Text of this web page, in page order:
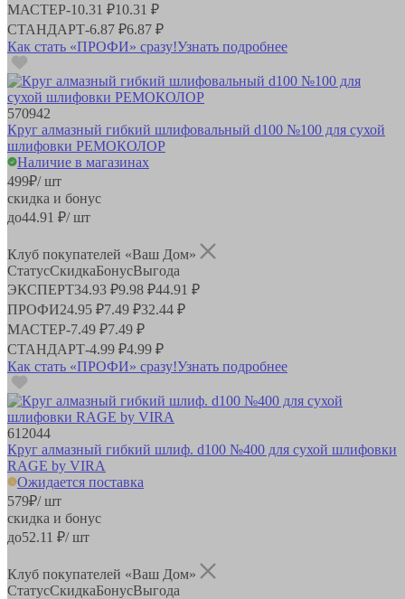
МАСТЕР-10.31 ₽10.31 ₽
СТАНДАРТ-6.87 ₽6.87 ₽
Как стать «ПРОФИ» сразу!Узнать подробнее
570942
Круг алмазный гибкий шлифовальный d100 №100 для сухой
шлифовки РЕМОКОЛОР
Наличие в магазинах
499₽/ шт
скидка и бонус
до44.91 ₽/ шт
Клуб покупателей «Ваш Дом»
СтатусСкидкаБонусВыгода
ЭКСПЕРТ34.93 ₽9.98 ₽44.91 ₽
ПРОФИ24.95 ₽7.49 ₽32.44 ₽
МАСТЕР-7.49 ₽7.49 ₽
СТАНДАРТ-4.99 ₽4.99 ₽
Как стать «ПРОФИ» сразу!Узнать подробнее
612044
Круг алмазный гибкий шлиф. d100 №400 для сухой шлифовки
RAGE by VIRA
Ожидается поставка
579₽/ шт
скидка и бонус
до52.11 ₽/ шт
Клуб покупателей «Ваш Дом»
СтатусСкидкаБонусВыгода